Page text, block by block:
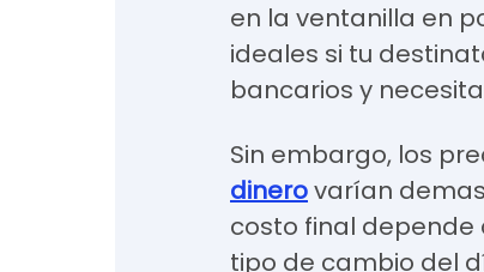
en la ventanilla en
ideales si tu
bancarios y
Sin embargo, los
dinerovarían
costo final
tipo de cambio del